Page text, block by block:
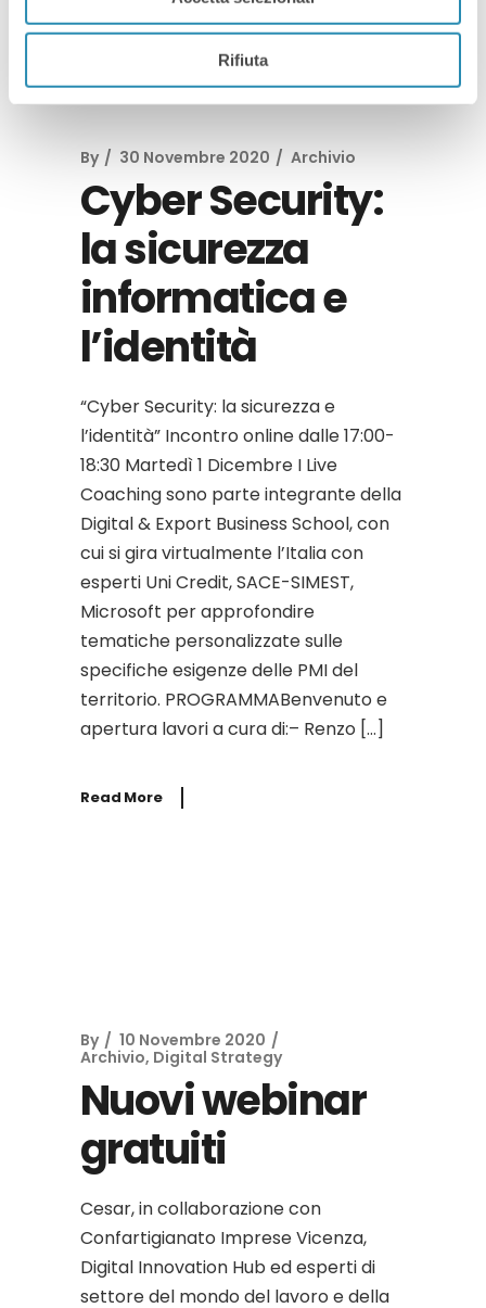
Rifiuta
By 30 Novembre 2020 Archivio
Cyber Security:
la sicurezza
informatica e
l’identità
“Cyber Security: la sicurezza e
l’identità” Incontro online dalle 17:00-
18:30 Martedì 1 Dicembre I Live
Coaching sono parte integrante della
Digital & Export Business School, con
cui si gira virtualmente l’Italia con
esperti Uni Credit, SACE-SIMEST,
Microsoft per approfondire
tematiche personalizzate sulle
specifiche esigenze delle PMI del
territorio. PROGRAMMABenvenuto e
apertura lavori a cura di:– Renzo […]
Read More
By
10 Novembre 2020
Archivio, Digital Strategy
Nuovi webinar
gratuiti
Cesar, in collaborazione con
Confartigianato Imprese Vicenza,
Digital Innovation Hub ed esperti di
settore del mondo del lavoro e della